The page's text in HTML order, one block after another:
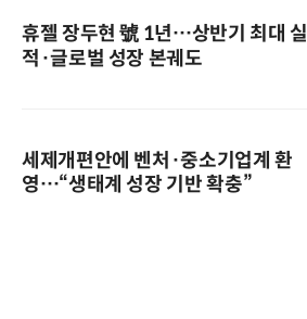
휴젤 장두현 號 1년…상반기 최대 실
적·글로벌 성장 본궤도
세제개편안에 벤처·중소기업계 환
영…“생태계 성장 기반 확충”